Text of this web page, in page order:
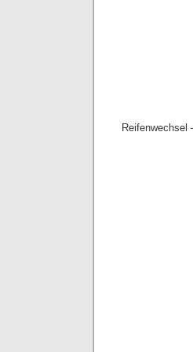
Reifenwechsel